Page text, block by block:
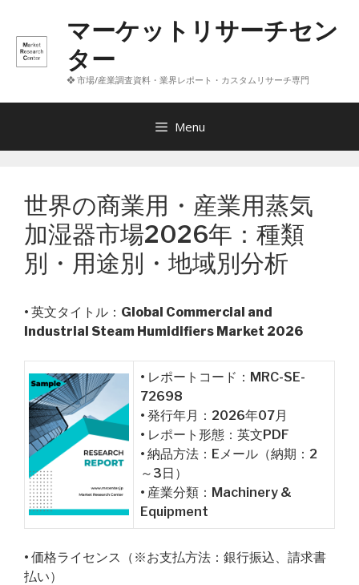
へ
マーケットリサーチセン
ター
❖ 市場/産業調査資料・業界レポート・カスタムリサーチ専門
Menu
世界の商業用・産業用蒸気
加湿器市場2026年：種類
別・用途別・地域別分析
• 英文タイトル： Global Commercial and
Industrial Steam Humidifiers Market 2026
• レポートコード：MRC-SE-
72698
• 発行年月：2026年07月
• レポート形態：英文PDF
• 納品方法：Eメール（納期：2
～3日）
• 産業分類：Machinery &
Equipment
• 価格ライセンス（※お支払方法：銀行振込、請求書
払い）